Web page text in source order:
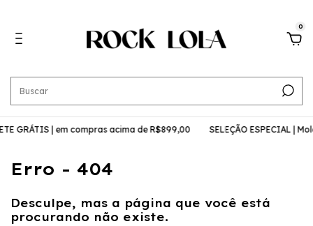
0
GRÁTIS | em compras acima de R$899,00 SELEÇÃO ESPECIAL |
Erro - 404
Desculpe, mas a página que você está
procurando não existe.